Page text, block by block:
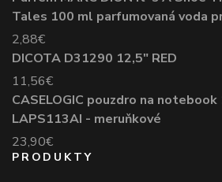
Tales 100 ml parfumovaná voda
2,88€
DICOTA D31290 12,5" RED
11,56€
CASELOGIC pouzdro na notebook
LAPS113AI - meruňkové
23,90€
PRODUKTY